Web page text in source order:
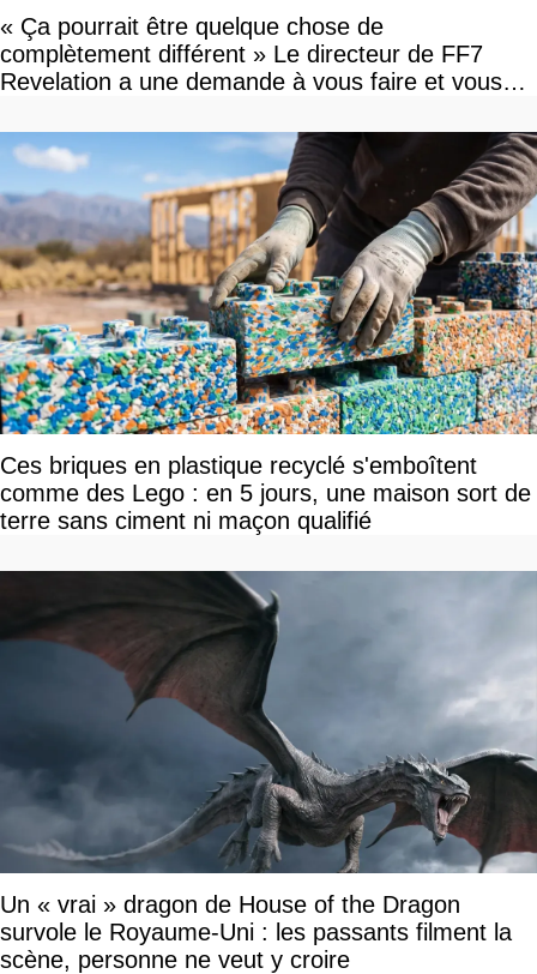
« Ça pourrait être quelque chose de
complètement différent » Le directeur de FF7
Revelation a une demande à vous faire et vous
Ces briques en plastique recyclé s'emboîtent
comme des Lego : en 5 jours, une maison sort de
terre sans ciment ni maçon qualifié
Un « vrai » dragon de House of the Dragon
survole le Royaume-Uni : les passants filment la
scène, personne ne veut y croire